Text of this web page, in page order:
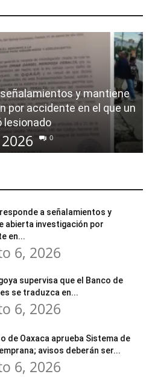
y mantiene
por accidente en el que un
lesionado
0
a señalamientos y
abierta investigación por
en...
6, 2026
supervisa que el Banco de
se traduzca en...
6, 2026
de Oaxaca aprueba Sistema de
avisos deberán ser...
6, 2026